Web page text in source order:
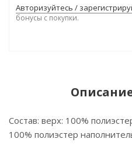
Авторизуйтесь /
бонусы с покупки.
Состав: верх: 100%
100% полиэстер